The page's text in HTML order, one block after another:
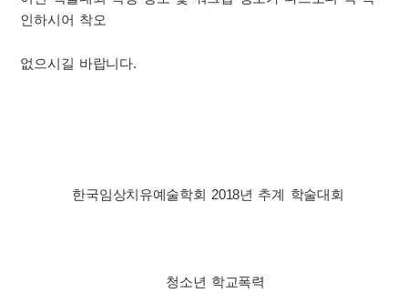
인하시어 착오
없으시길 바랍니다.
한국임상치유예술학회 2018년 추계 학술대회
청소년 학교폭력